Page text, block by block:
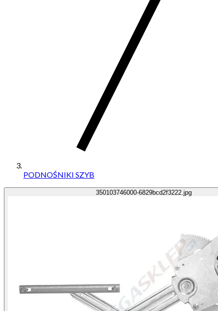
PODNOŚNIKI SZYB
350103746000-6829bcd2f3222.jpg